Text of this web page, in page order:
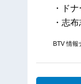
・ド
・志
BTV 情報